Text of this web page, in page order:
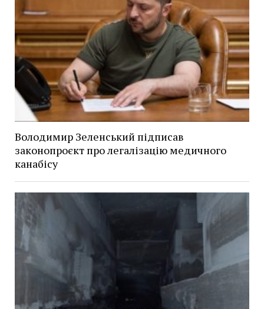
Володимир Зеленський підписав
законопроєкт про легалізацію медичного
канабісу